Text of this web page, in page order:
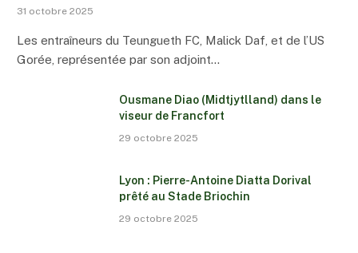
31 octobre 2025
Les entraîneurs du Teungueth FC, Malick Daf, et de l’US
Gorée, représentée par son adjoint…
Ousmane Diao (Midtjytlland) dans le
viseur de Francfort
29 octobre 2025
Lyon : Pierre-Antoine Diatta Dorival
prêté au Stade Briochin
29 octobre 2025